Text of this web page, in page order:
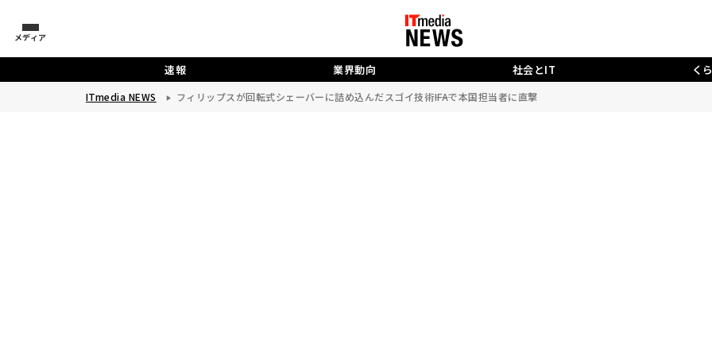
メディア
速報 業界動向 社会とIT く
ITmedia NEWS フィリップスが回転式シェーバーに詰め込んだスゴイ技術――IFAで本国担当者に直撃